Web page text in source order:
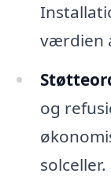
værdien
og
solceller.